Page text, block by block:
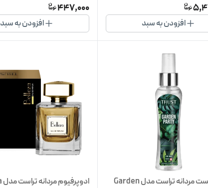
افزودن به سبد
447,000
افزودن به سبد
بادی میست مردانه تراست مدل Garden
ادوپرفیوم مردانه تراست مدل Belleza